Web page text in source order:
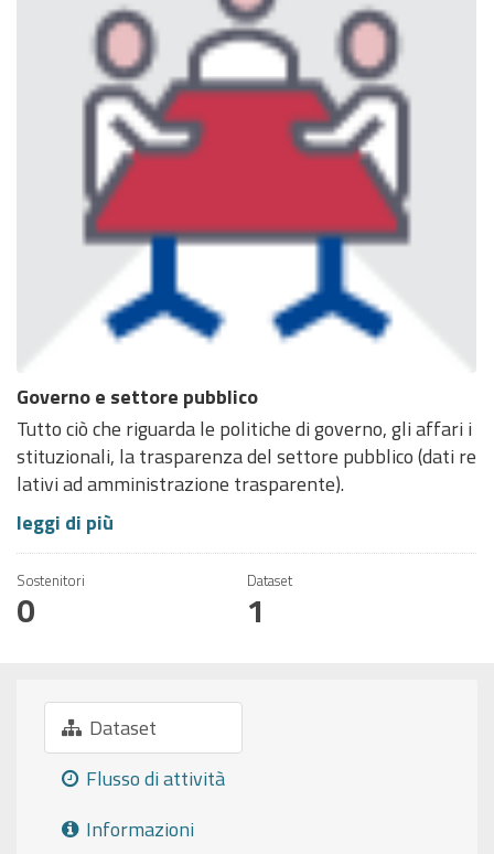
Governo e settore pubblico
Tutto ciò che riguarda le politiche di governo, gli affari i
stituzionali, la trasparenza del settore pubblico (dati re
lativi ad amministrazione trasparente).
leggi di più
Sostenitori
0
Dataset
1
Dataset
Flusso di attività
Informazioni